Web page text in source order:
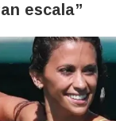
escala”